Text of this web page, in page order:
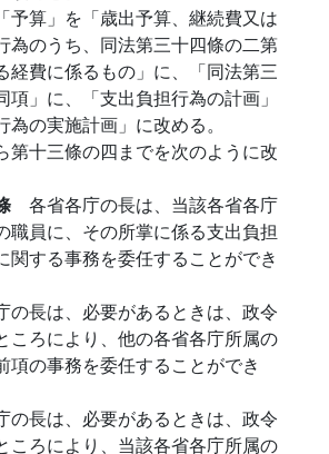
予算」を「歳出予算、継続費又は
為のうち、同法第三十四條の二第
経費に係るもの」に、「同法第三
項」に、「支出負担行為の計画」
為の実施計画」に改める。
第十三條の四までを次のように改
各省各庁の長は、当該各省各庁
職員に、その所掌に係る支出負担
関する事務を委任することができ
の長は、必要があるときは、政令
ころにより、他の各省各庁所属の
項の事務を委任することができ
の長は、必要があるときは、政令
ころにより、当該各省各庁所属の